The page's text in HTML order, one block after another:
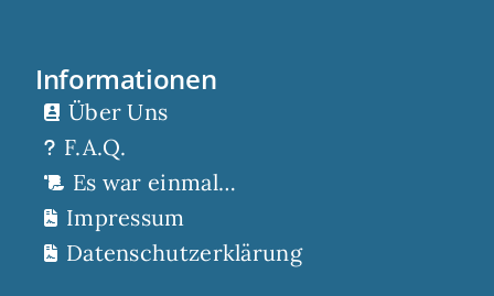
Informationen
Über Uns
F.A.Q.
Es war einmal…
Impressum
Datenschutzerklärung